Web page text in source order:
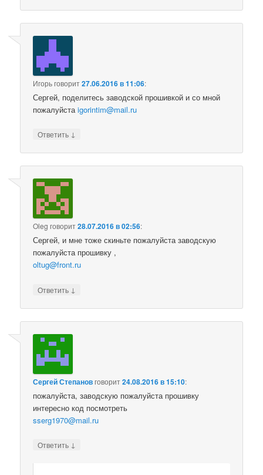
Игорьговорит27.06.2016 в 11:06:
Сергей, поделитесь заводской прошивкой и со мной
пожалуйстаigorintim@mail.ru
Ответить ↓
Oleg говорит28.07.2016 в 02:56:
Сергей, и мне тоже скиньте пожалуйста заводскую
пожалуйста прошивку ,
oltug@front.ru
Ответить ↓
Сергей Степановговорит24.08.2016 в 15:10:
пожалуйста, заводскую пожалуйста прошивку
интересно код посмотреть
sserg1970@mail.ru
Ответить ↓